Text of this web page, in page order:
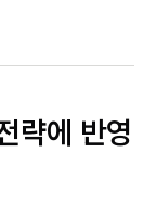
략에 반영